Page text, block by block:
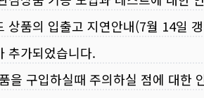
상품의 입출고 지연안내(7월 14일
추가되었습니다.
을 구입하실때 주의하실 점에 대한